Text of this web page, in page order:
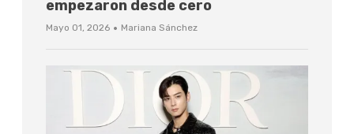
empezaron desde cero
Mayo 01, 2026 · Mariana Sánchez